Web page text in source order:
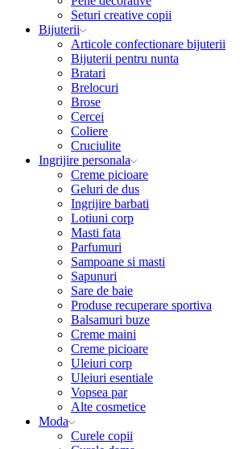
Seturi creative copii
Bijuterii
Articole confectionare bijuterii
Bijuterii pentru nunta
Bratari
Brelocuri
Brose
Cercei
Coliere
Cruciulite
Ingrijire personala
Creme picioare
Geluri de dus
Ingrijire barbati
Lotiuni corp
Masti fata
Parfumuri
Sampoane si masti
Sapunuri
Sare de baie
Produse recuperare sportiva
Balsamuri buze
Creme maini
Creme picioare
Uleiuri corp
Uleiuri esentiale
Vopsea par
Alte cosmetice
Moda
Curele copii